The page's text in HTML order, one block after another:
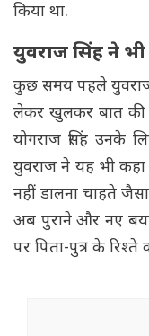
किया था.
युवराज सिंह ने भी
कुछ समय पहले युवराज
लेकर खुलकर बात की
योगराज सिंह उनके
युवराज ने यह भी
नहीं डालना चाहते
अब पुराने और नए
पर पिता-पुत्र के